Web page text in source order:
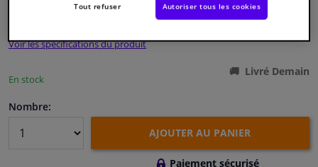
Camping-car, moto & vélo
Promotions et réductions
Capteurs & électronique
TTC
Voir les spécifications du produit
En stock
Livré Demain
Nombre:
AJOUTER AU PANIER
Paiement sécurisé
Tout refuser Autoriser tous les cookies